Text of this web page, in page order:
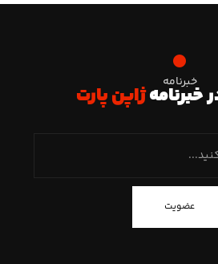
خبرنامه ژاپن پارت
عضویت